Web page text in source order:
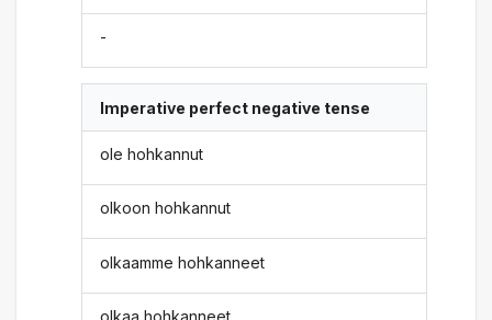
-
Imperative perfect negative tense
ole hohkannut
olkoon hohkannut
olkaamme hohkanneet
olkaa hohkanneet